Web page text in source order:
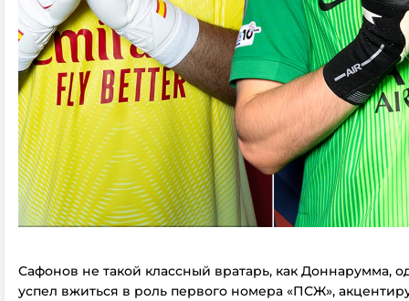
Сафонов не такой классный вратарь, как Доннарумма,
успел вжиться в роль первого номера «ПСЖ»,